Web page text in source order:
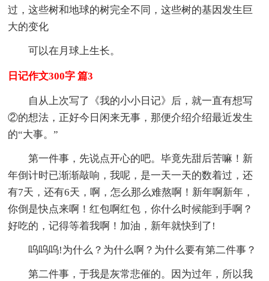
过，这些树和地球的树完全不同，这些树的基因发生巨
大的变化
可以在月球上生长。
日记作文300字 篇3
自从上次写了《我的小小日记》后，就一直有想写
②的想法，正好今日闲来无事，那便介绍介绍最近发生
的“大事。”
第一件事，先说点开心的吧。毕竟先甜后苦嘛！新
年倒计时已渐渐敲响，我呢，是一天一天的数着过，还
有7天，还有6天，啊，怎么那么难熬啊！新年啊新年，
你倒是快点来啊！红包啊红包，你什么时候能到手啊？
好吃的，记得等着我啊！加油，新年就快到了!
呜呜呜!为什么？为什么啊？为什么要有第二件事？
第二件事，于我是灰常悲催的。因为过年，所以我